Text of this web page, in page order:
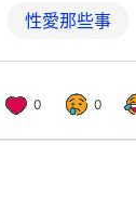
性愛那些事
0 0